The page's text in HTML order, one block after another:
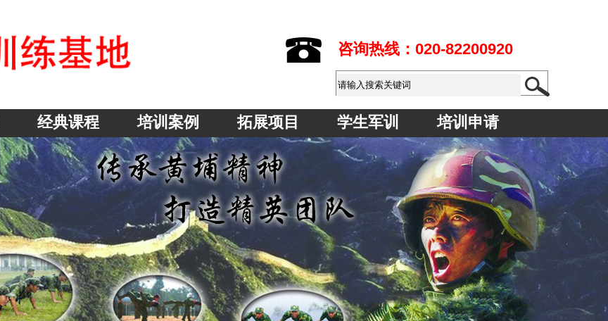
咨询热线： 020-82200920
经典课程 培训案例 拓展项目 学生军训 培训申请